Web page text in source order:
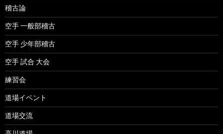
稽古論
空手 一般部稽古
空手 少年部稽古
空手 試合 大会
練習会
道場イベント
道場交流